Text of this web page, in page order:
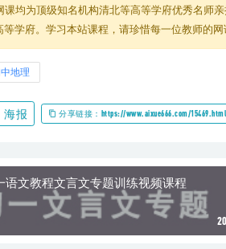
师 专题 如何学好初中地理_recv1600.mp4
师 专题 分层设色地形图和地形剖面图
师 专题 地图和地形图的应用_recv.mp4
师 专题 大洲和大洋_recv.mp4
师 专题 海陆的变迁_recv.mp4
师 专题 气温的变化与分布_recv.mp4
师 专题 降水的变化与分布_recv.mp4
师 专题 人口的增长及分布_recv.mp4
师 专题 人口问题与人种_recv.mp4
师 专题 世界的语言和宗教_recv.mp4
师 专题 人类的聚居地——聚落_recv.mp4
课均为顶级知名机构清北等高等学府优秀名师
学府。学习本站课程，请珍惜每一位教师的
地理
海报 分享链接：https://www.aixue666.com/15469.html
语文教程文言文专题训练视频课程